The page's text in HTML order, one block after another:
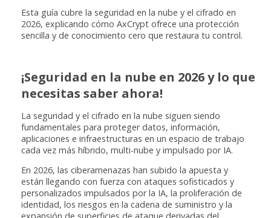
Esta guía cubre la seguridad en la nube y el cifrado en
2026, explicando cómo AxCrypt ofrece una protección
sencilla y de conocimiento cero que restaura tu control.
¡Seguridad en la nube en 2026 y lo que
necesitas saber ahora!
La seguridad y el cifrado en la nube siguen siendo
fundamentales para proteger datos, información,
aplicaciones e infraestructuras en un espacio de trabajo
cada vez más híbrido, multi-nube y impulsado por IA.
En 2026, las ciberamenazas han subido la apuesta y
están llegando con fuerza con ataques sofisticados y
personalizados impulsados por la IA, la proliferación de
identidad, los riesgos en la cadena de suministro y la